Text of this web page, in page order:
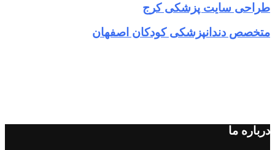
طراحی سایت پزشکی کرج
متخصص دندانپزشکی کودکان اصفهان
درباره ما